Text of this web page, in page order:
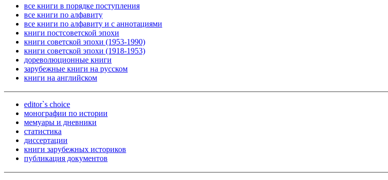
все книги в порядке поступления
все книги по алфавиту
все книги по алфавиту и с аннотациями
книги постсоветской эпохи
книги советской эпохи (1953-1990)
книги советской эпохи (1918-1953)
дореволюционные книги
зарубежные книги на русском
книги на английском
editor`s choice
монографии по истории
мемуары и дневники
статистика
диссертации
книги зарубежных историков
публикация документов